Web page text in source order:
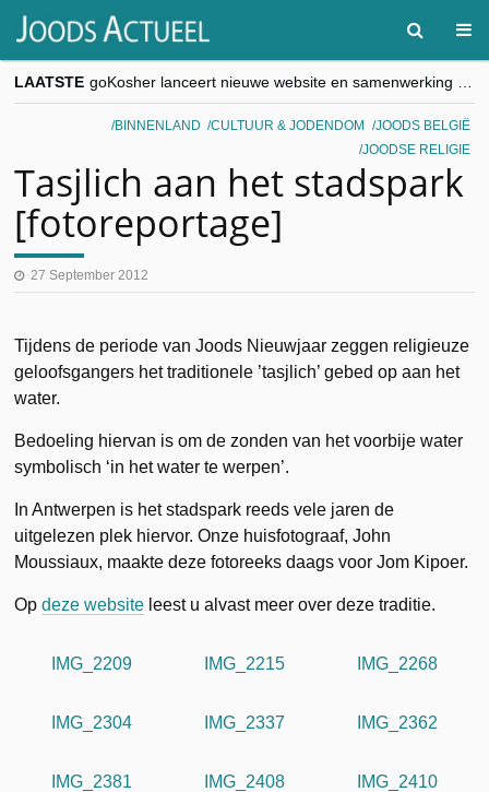
LAATSTE
Religieuze besnijdenis en toekomst van Joods leven centraal tijdens conferentie in Brussel
“Besnijdenisdebat toont hoe moeilijk seculiere Westen minderheden begrijpt”, Jinnih Beels (Vooruit)
CITYTRIP | ROEMENIË – Boekarest: de verrassing van Oost-Europa
BINNENLAND CULTUUR & JODENDOM
JOODS BELGIË
JOODSE RELIGIE
Tasjlich aan het stadspark
[fotoreportage]
27 September 2012
Tijdens de periode van Joods Nieuwjaar zeggen religieuze
geloofsgangers het traditionele ’tasjlich’ gebed op aan het
water.
Bedoeling hiervan is om de zonden van het voorbije water
symbolisch ‘in het water te werpen’.
In Antwerpen is het stadspark reeds vele jaren de
uitgelezen plek hiervor. Onze huisfotograaf, John
Moussiaux, maakte deze fotoreeks daags voor Jom Kipoer.
Opdeze website leest u alvast meer over deze traditie.
IMG_2209 IMG_2215 IMG_2268
IMG_2304 IMG_2337 IMG_2362
IMG_2381 IMG_2408 IMG_2410